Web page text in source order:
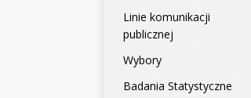
Linie komunikacji
publicznej
Wybory
Badania Statystyczne